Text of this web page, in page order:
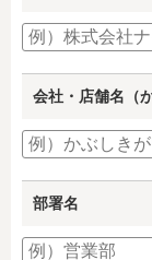
会社・店舗名（か
部署名